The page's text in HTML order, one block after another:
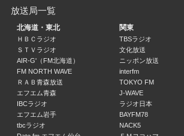
＃さえのわっふる
武田早絵 / 田尻敏明
13:00 ～ 14:00
＃さえのわっふる（２）
武田早絵 / 田尻敏明
14:00 ～ 15:30
河村通夫の大自然まるかじりライフ
放送局一覧
北海道・東北
ＨＢＣラジオ
ＳＴＶラジオ
AIR-G'（FM北海道）
FM NORTH WAVE
ＲＡＢ青森放送
エフエム青森
IBCラジオ
エフエム岩手
tbcラジオ
関東
TBSラジオ
文化放送
ニッポン放送
interfm
TOKYO FM
J-WAVE
ラジオ日本
BAYFM78
NACK5